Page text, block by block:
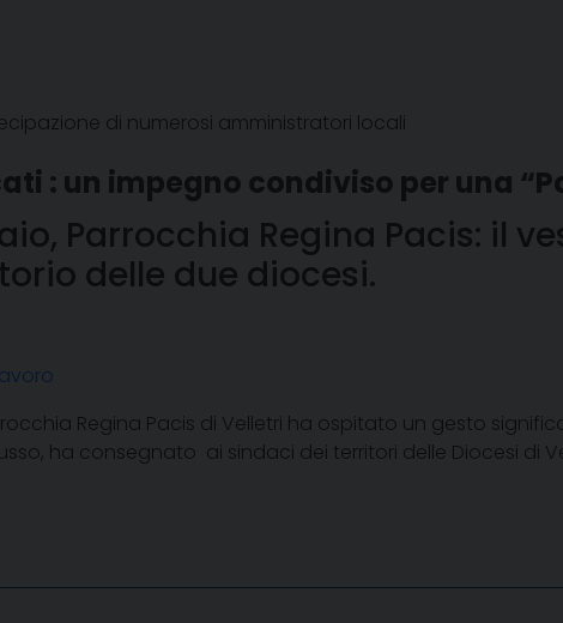
di numerosi amministratori locali
: un impegno condiviso per una
Parrocchia Regina Pacis: il
delle due diocesi.
Regina Pacis di Velletri ha ospitato un gesto
ha consegnato ai sindaci dei territori delle Diocesi di